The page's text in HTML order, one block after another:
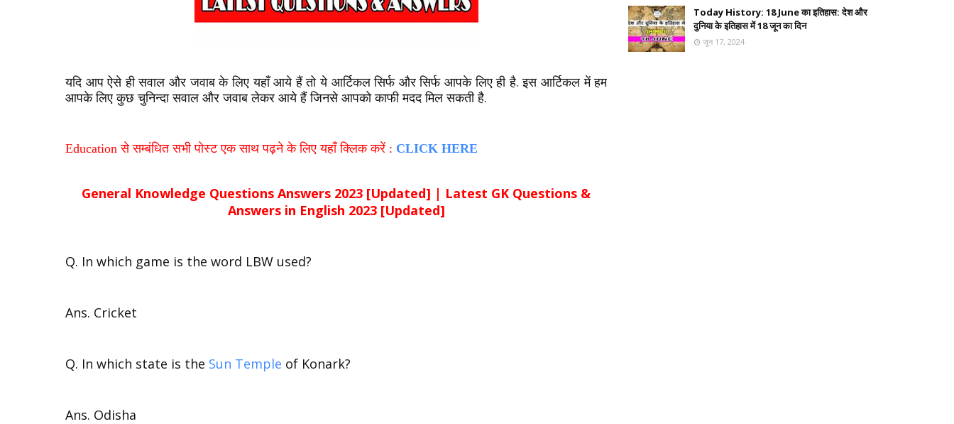
यदि आप ऐसे ही सवाल और जवाब के लिए यहाँ आये हैं तो ये आर्टिकल सिर्फ और सिर्फ आपके लिए ही है. इस आर्टिकल में हम
आपके लिए कुछ चुनिन्दा सवाल और जवाब लेकर आये हैं जिनसे आपको काफी मदद मिल सकती है.
Educationसे सम्बंधित सभी पोस्ट एक साथ पढ़ने के लिए यहाँ क्लिक करें : CLICK HERE
General Knowledge Questions Answers 2023 [Updated] | Latest GK Questions &
Answers in English 2023 [Updated]
Q. In which game is the word LBW used?
Ans. Cricket
Q. In which state is the Sun Temple of Konark?
Ans. Odisha
Today History: 18 June का इतिहास: देश और
दुनिया के इतिहास में 18 जून का दिन
जून 17, 2024